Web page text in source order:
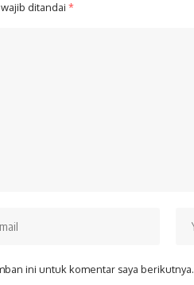
ditandai *
ini untuk komentar saya berikutnya.